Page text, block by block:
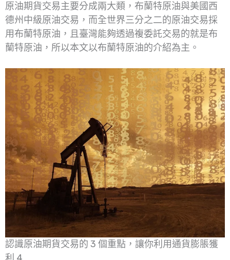
原油期貨交易主要分成兩大類，布蘭特原油與美國西
德州中級原油交易，而全世界三分之二的原油交易採
用布蘭特原油，且臺灣能夠透過複委託交易的就是布
蘭特原油，所以本文以布蘭特原油的介紹為主。
認識原油期貨交易的 3 個重點，讓你利用通貨膨脹獲